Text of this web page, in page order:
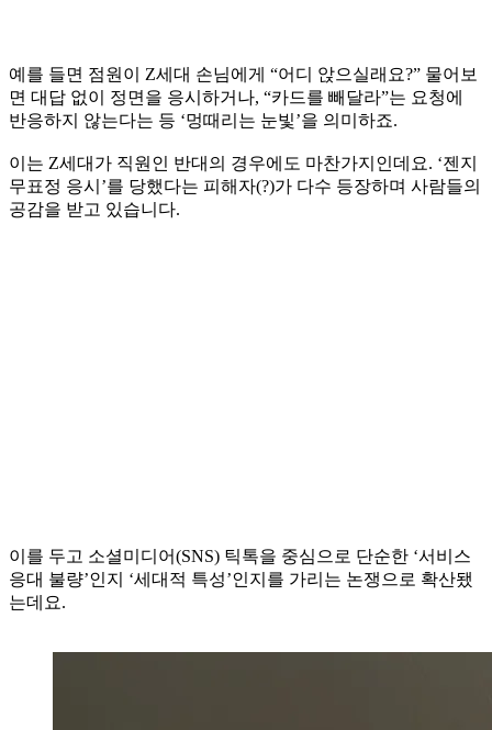
예를 들면 점원이 Z세대 손님에게 “어디 앉으실래요?” 물어보
면 대답 없이 정면을 응시하거나, “카드를 빼달라”는 요청에
반응하지 않는다는 등 ‘멍때리는 눈빛’을 의미하죠.
이는 Z세대가 직원인 반대의 경우에도 마찬가지인데요. ‘젠지
무표정 응시’를 당했다는 피해자(?)가 다수 등장하며 사람들의
공감을 받고 있습니다.
이를 두고 소셜미디어(SNS) 틱톡을 중심으로 단순한 ‘서비스
응대 불량’인지 ‘세대적 특성’인지를 가리는 논쟁으로 확산됐
는데요.